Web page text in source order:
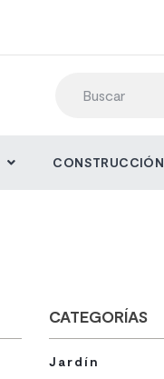
CONSTRUCCIÓN
CATEGORÍAS
Jardín